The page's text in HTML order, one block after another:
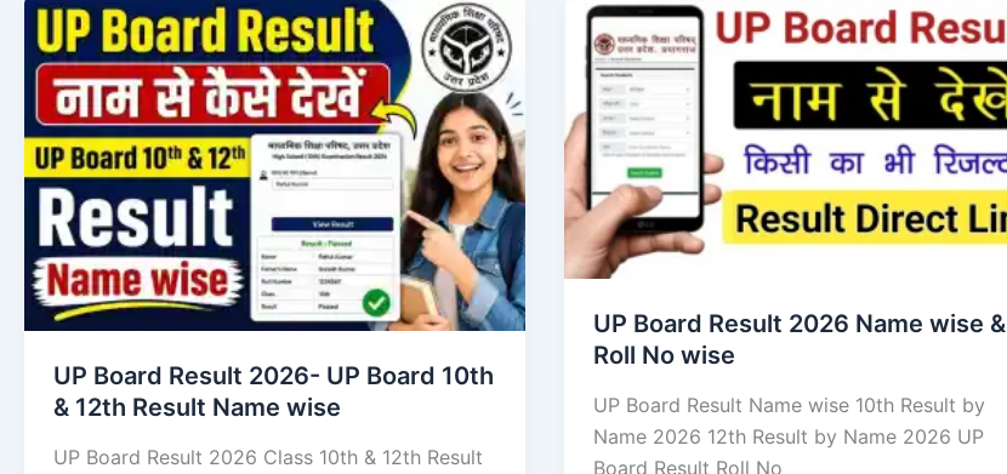
UP Board Result 2026- UP Board 10th
& 12th Result Name wise
UP Board Result 2026 Class 10th & 12th Result
UP Board Result 2026 Name wise &
Roll No wise
UP Board Result Name wise 10th Result by
Name 2026 12th Result by Name 2026 UP
Board Result Roll No